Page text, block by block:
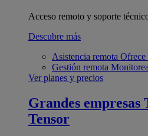
Acceso remoto y soporte
Descubre más
Asistencia remota Ofrece
Gestión remota
Ver planes y precios
Grandes empresas
Tensor